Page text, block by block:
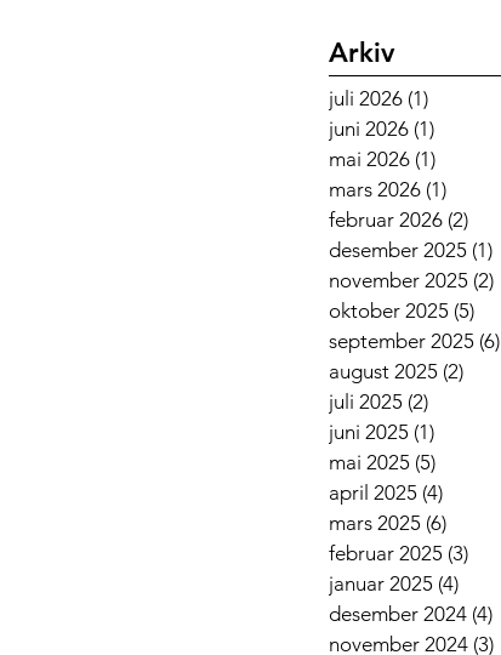
Arkiv
juli 2026 (1)
juni 2026 (1)
mai 2026 (1)
mars 2026 (1)
februar 2026 (2)
desember 2025 (1)
november 2025 (2)
oktober 2025 (5)
september 2025 (6)
august 2025 (2)
juli 2025 (2)
juni 2025 (1)
mai 2025 (5)
april 2025 (4)
mars 2025 (6)
februar 2025 (3)
januar 2025 (4)
desember 2024 (4)
november 2024 (3)